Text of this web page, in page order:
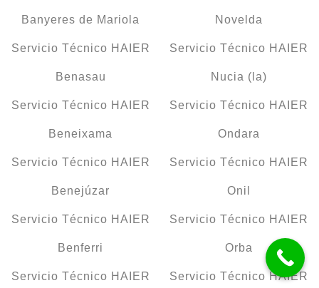
Banyeres de Mariola
Servicio Técnico HAIER
Benasau
Servicio Técnico HAIER
Beneixama
Servicio Técnico HAIER
Benejúzar
Servicio Técnico HAIER
Benferri
Servicio Técnico HAIER
Novelda
Servicio Técnico HAIER
Nucia (la)
Servicio Técnico HAIER
Ondara
Servicio Técnico HAIER
Onil
Servicio Técnico HAIER
Orba
Servicio Técnico HAIER